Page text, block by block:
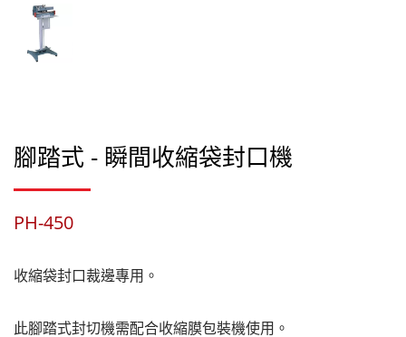
腳踏式 - 瞬間收縮袋封口機
PH-450
收縮袋封口裁邊專用。
此腳踏式封切機需配合收縮膜包裝機使用。